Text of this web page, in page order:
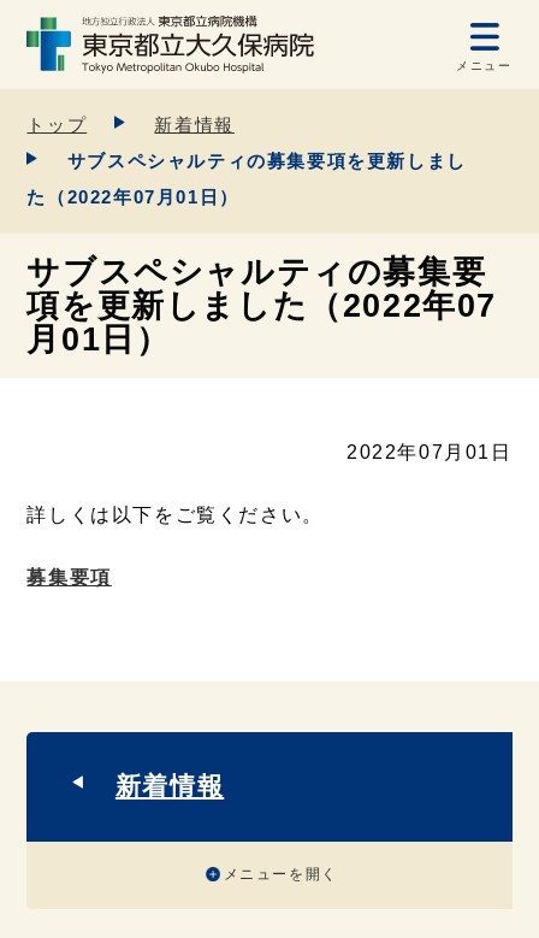
メニュー
トップ
新着情報
サブスペシャルティの募集要項を更新しまし
た（2022年07月01日）
サブスペシャルティの募集要
項を更新しました（2022年07
月01日）
2022年07月01日
詳しくは以下をご覧ください。
募集要項
新着情報
メニューを開く